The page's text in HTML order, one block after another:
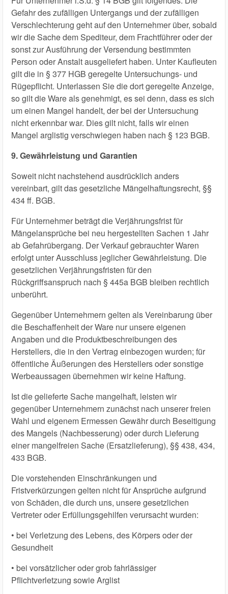
Gefahr des zufälligen Untergangs und der zufälligen
Verschlechterung geht auf den Unternehmer über, sobald
wir die Sache dem Spediteur, dem Frachtführer oder der
sonst zur Ausführung der Versendung bestimmten
Person oder Anstalt ausgeliefert haben. Unter Kaufleuten
gilt die in § 377 HGB geregelte Untersuchungs- und
Rügepflicht. Unterlassen Sie die dort geregelte Anzeige,
so gilt die Ware als genehmigt, es sei denn, dass es sich
um einen Mangel handelt, der bei der Untersuchung
nicht erkennbar war. Dies gilt nicht, falls wir einen
Mangel arglistig verschwiegen haben nach § 123 BGB.
9. Gewährleistung und Garantien
Soweit nicht nachstehend ausdrücklich anders
vereinbart, gilt das gesetzliche Mängelhaftungsrecht, §§
434 ff. BGB.
Für Unternehmer beträgt die Verjährungsfrist für
Mängelansprüche bei neu hergestellten Sachen 1 Jahr
ab Gefahrübergang. Der Verkauf gebrauchter Waren
erfolgt unter Ausschluss jeglicher Gewährleistung. Die
gesetzlichen Verjährungsfristen für den
Rückgriffsanspruch nach § 445a BGB bleiben rechtlich
unberührt.
Gegenüber Unternehmern gelten als Vereinbarung über
die Beschaffenheit der Ware nur unsere eigenen
Angaben und die Produktbeschreibungen des
Herstellers, die in den Vertrag einbezogen wurden; für
öffentliche Äußerungen des Herstellers oder sonstige
Werbeaussagen übernehmen wir keine Haftung.
Ist die gelieferte Sache mangelhaft, leisten wir
gegenüber Unternehmern zunächst nach unserer freien
Wahl und eigenem Ermessen Gewähr durch Beseitigung
des Mangels (Nachbesserung) oder durch Lieferung
einer mangelfreien Sache (Ersatzlieferung), §§ 438, 434,
433 BGB.
Die vorstehenden Einschränkungen und
Fristverkürzungen gelten nicht für Ansprüche aufgrund
von Schäden, die durch uns, unsere gesetzlichen
Vertreter oder Erfüllungsgehilfen verursacht wurden:
• bei Verletzung des Lebens, des Körpers oder der
Gesundheit
• bei vorsätzlicher oder grob fahrlässiger
Pflichtverletzung sowie Arglist